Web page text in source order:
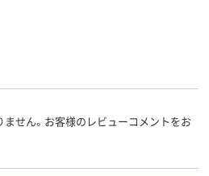
せん。お客様のレビューコメントをお